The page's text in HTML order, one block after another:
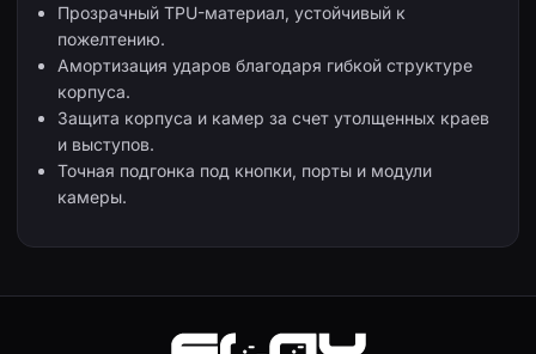
Прозрачный TPU-материал, устойчивый к
пожелтению.
Амортизация ударов благодаря гибкой структуре
корпуса.
Защита корпуса и камер за счет утолщенных краев
и выступов.
Точная подгонка под кнопки, порты и модули
камеры.